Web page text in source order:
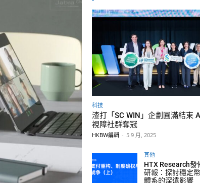
科技
渣打「SC WIN」企劃圓滿結束
視障社群奪冠
HKBW編輯 - 5 9 月, 2025
其他
HTX Research發
研報：探討穩定
體系的深遠影響